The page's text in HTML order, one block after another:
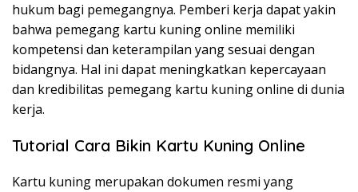
hukum bagi pemegangnya. Pemberi kerja dapat yakin
bahwa pemegang kartu kuning online memiliki
kompetensi dan keterampilan yang sesuai dengan
bidangnya. Hal ini dapat meningkatkan kepercayaan
dan kredibilitas pemegang kartu kuning online di dunia
kerja.
Tutorial Cara Bikin Kartu Kuning Online
Kartu kuning merupakan dokumen resmi yang